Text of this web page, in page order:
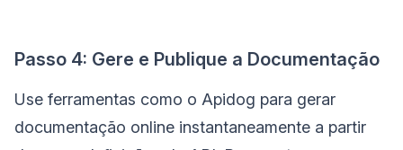
Passo 4: Gere e Publique a Documentação
Use ferramentas como o Apidog para gerar
documentação online instantaneamente a partir